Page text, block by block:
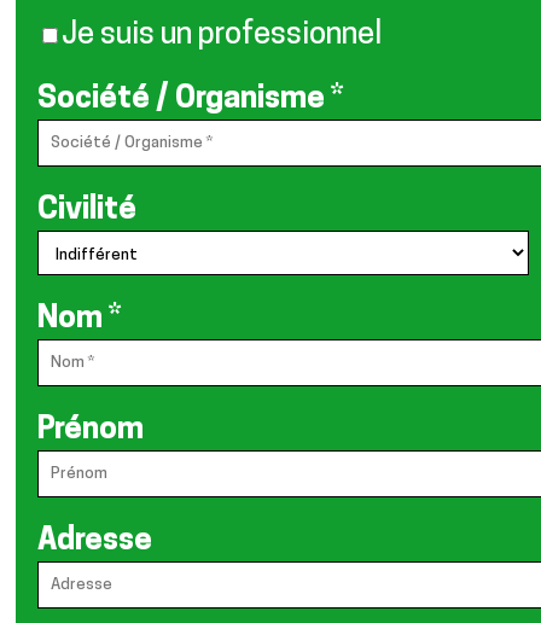
Je suis un professionnel
Société / Organisme *
Civilité
Nom *
Prénom
Adresse